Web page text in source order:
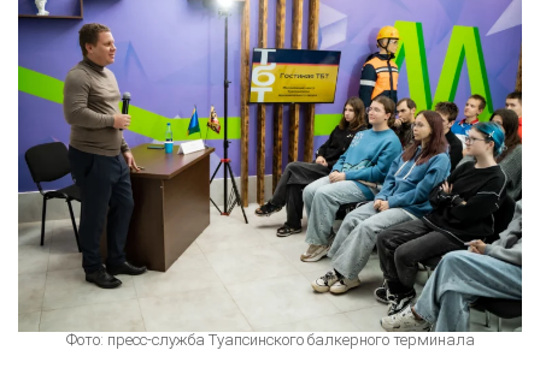
Фото: пресс-служба Туапсинского балкерного терминала